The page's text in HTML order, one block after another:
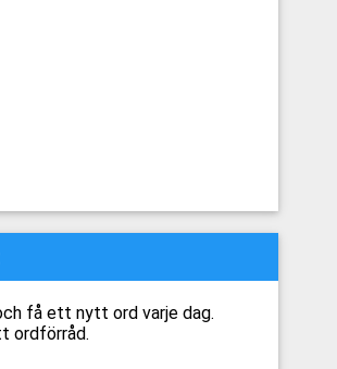
få ett nytt ord varje dag.
ordförråd.